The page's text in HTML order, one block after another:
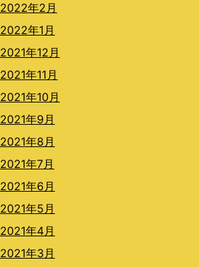
2022年2月
2022年1月
2021年12月
2021年11月
2021年10月
2021年9月
2021年8月
2021年7月
2021年6月
2021年5月
2021年4月
2021年3月